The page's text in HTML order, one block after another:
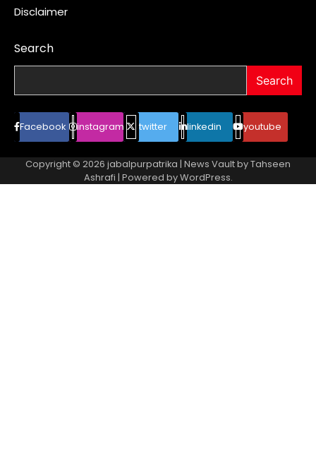
Disclaimer
Search
Search
Facebook instagram twitter linkedin youtube
Copyright © 2026 jabalpurpatrika | News Vault byTahseen
Ashrafi | Powered byWordPress.